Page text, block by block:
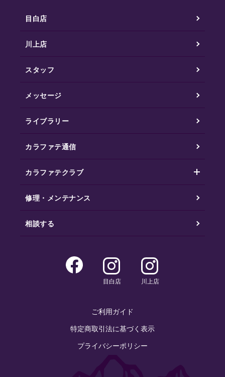
目白店
川上店
スタッフ
メッセージ
ライブラリー
カラファテ通信
カラファテクラブ
修理・メンテナンス
相談する
目白店 川上店
ご利用ガイド
特定商取引法に基づく表示
プライバシーポリシー